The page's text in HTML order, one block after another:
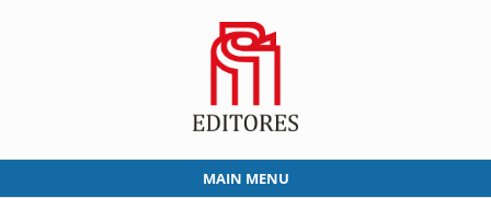
MAIN MENU